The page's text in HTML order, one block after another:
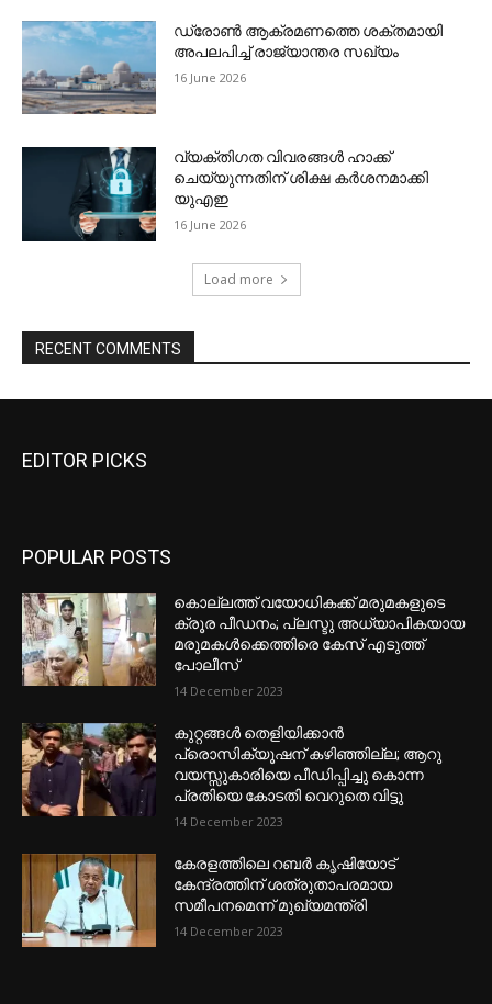
EDITOR PICKS
POPULAR POSTS
കൊല്ലത്ത് വയോധികക്ക് മരുമകളുടെ
ക്രൂര പീഡനം; പ്ലസ്ടു അധ്യാപികയായ
മരുമകൾക്കെത്തിരെ കേസ് എടുത്ത്
പോലീസ്
14 December 2023
കുറ്റങ്ങൾ തെളിയിക്കാൻ
പ്രൊസിക്യൂഷന് കഴിഞ്ഞില്ല; ആറു
വയസ്സുകാരിയെ പീഡിപ്പിച്ചു കൊന്ന
പ്രതിയെ കോടതി വെറുതെ വിട്ടു
14 December 2023
കേരളത്തിലെ റബർ കൃഷിയോട്
കേന്ദ്രത്തിന് ശത്രുതാപരമായ
സമീപനമെന്ന് മുഖ്യമന്ത്രി
14 December 2023